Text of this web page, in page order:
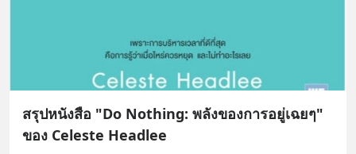
สรุปหนังสือ "Do Nothing: พลังของการอยู่เฉยๆ"
ของ Celeste Headlee